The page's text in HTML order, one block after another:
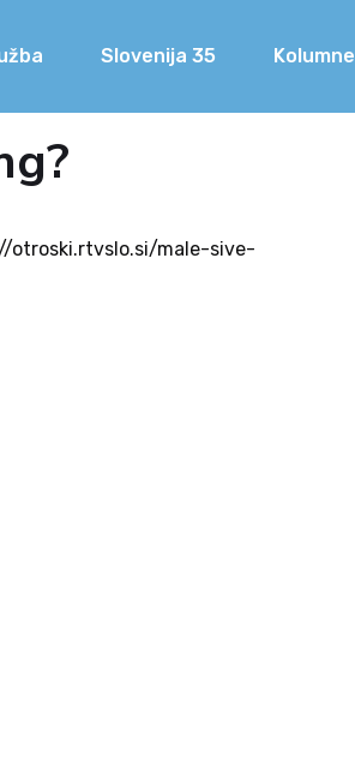
Slovenija 35 Kolumne
otroski.rtvslo.si/male-sive-